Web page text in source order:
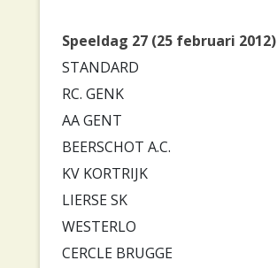
Speeldag 27 (25 februari 2012)
STANDARD
RC. GENK
AA GENT
BEERSCHOT A.C.
KV KORTRIJK
LIERSE SK
WESTERLO
CERCLE BRUGGE